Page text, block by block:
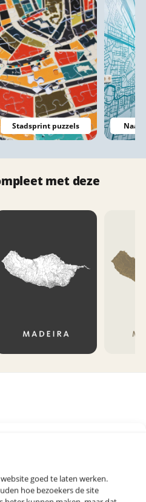
goed te laten werken.
hoe bezoekers de site
Stadsprint puzzels
met deze
Poster